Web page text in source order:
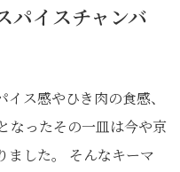
イスチャンバ
ス感やひき肉の食感、
なったその一皿は今や京
ました。 そんなキーマ